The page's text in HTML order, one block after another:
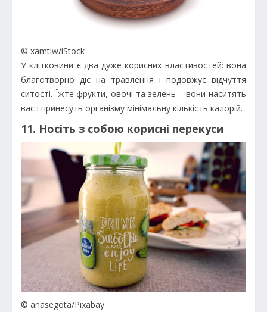
© xamtiw/iStock
У клітковини є два дуже корисних властивостей: вона
благотворно діє на травлення і подовжує відчуття
ситості. Їжте фрукти, овочі та зелень – вони наситять
вас і принесуть організму мінімальну кількість калорій.
11. Носіть з собою корисні перекуси
© anasegota/Pixabay